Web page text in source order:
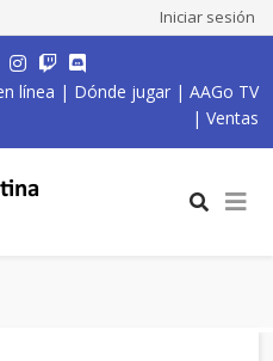
Iniciar sesión
línea | Dónde jugar | AAGo TV
| Ventas